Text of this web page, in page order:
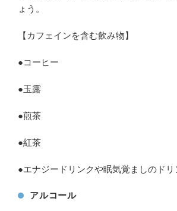
ょう。
【カフェインを含む飲み物】
●コーヒー
●玉露
●煎茶
●紅茶
●エナジードリンクや眠気覚ましのドリ
アルコール